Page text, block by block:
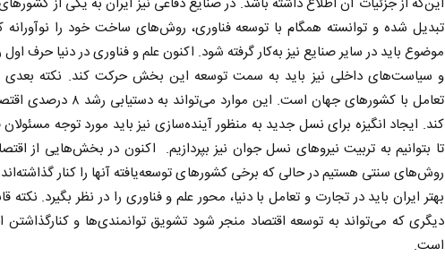
تبدیل شده و توانسته همگام با توسعه فناوری، روش‌های ساخت خود را نوآورانه
موضوع باید در سایر صنایع نیز به‌کار گرفته شود. اکنون علم و فناوری در دنیا حرف اول
و سیاست‌های داخلی نیز باید به سمت توسعه این بخش حرکت کند. نکته بعدی
تعامل با کشورهای جهان است. این موارد
کند. ایجاد انگیزه برای نسل جدید به منظور آینده‌سازی نیز باید مورد توجه مسئولان
تا بتوانیم به تربیت نیروهای نسل جوان نیز بپردازیم. اکنون در بخش‌هایی از
روش‌های سنتی هستیم در حالی که برخی کشورهای توسعه‌یافته آنها را کنار
بهتر ایران باید در تجارت و تعامل با دنیا، محور علم و فناوری را در نظر بگیرد. نکته
دیگری که می‌تواند ‌به توسعه اقتصاد منجر شود تشویق توانمندی‌ها و کنار‌گذاشتن
است.